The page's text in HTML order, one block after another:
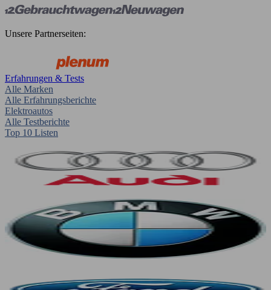
Unsere Partnerseiten:
Erfahrungen & Tests
Alle Marken
Alle Erfahrungsberichte
Elektroautos
Alle Testberichte
Top 10 Listen